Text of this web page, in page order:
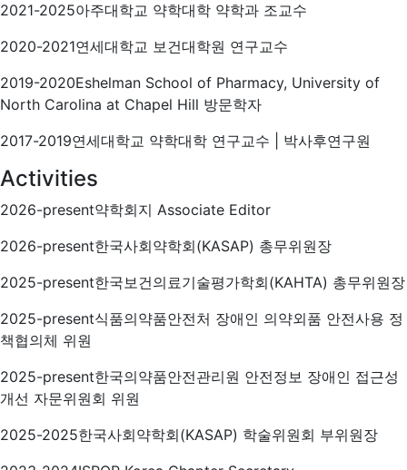
2021-2025아주대학교 약학대학 약학과 조교수
2020-2021연세대학교 보건대학원 연구교수
2019-2020Eshelman School of Pharmacy, University of
North Carolina at Chapel Hill 방문학자
2017-2019연세대학교 약학대학 연구교수 | 박사후연구원
Activities
2026-present약학회지 Associate Editor
2026-present한국사회약학회(KASAP) 총무위원장
2025-present한국보건의료기술평가학회(KAHTA) 총무위원장
2025-present식품의약품안전처 장애인 의약외품 안전사용 정
책협의체 위원
2025-present한국의약품안전관리원 안전정보 장애인 접근성
개선 자문위원회 위원
2025-2025한국사회약학회(KASAP) 학술위원회 부위원장